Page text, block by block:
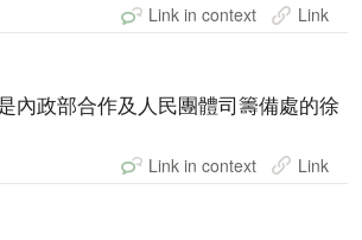
Link in context Link
內政部合作及人民團體司籌備處的徐
Link in context Link